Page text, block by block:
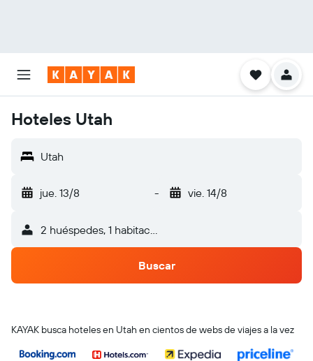
Hoteles Utah
Utah
jue. 13/8 - vie. 14/8
2 huéspedes, 1 habitación
Buscar
KAYAK busca hoteles en Utah en cientos de webs de viajes a la vez